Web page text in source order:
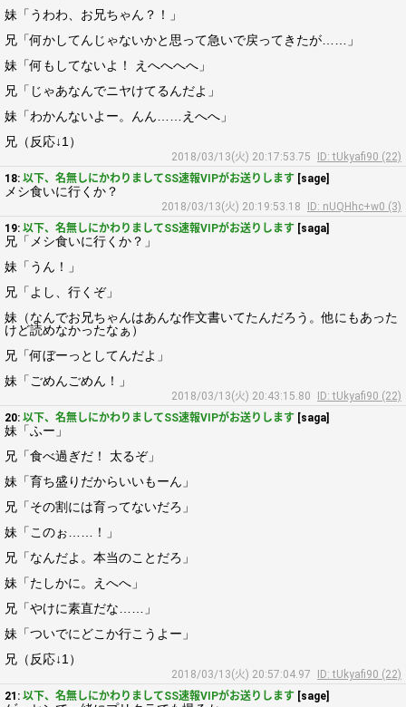
妹「うわわ、お兄ちゃん？！」
兄「何かしてんじゃないかと思って急いで戻ってきたが……」
妹「何もしてないよ！ えへへへへ」
兄「じゃあなんでニヤけてるんだよ」
妹「わかんないよー。んん……えへへ」
兄（反応↓1）
2018/03/13(火) 20:17:53.75
ID: tUkyafi90 (22)
18: 以下、名無しにかわりましてSS速報VIPがお送りします [sage]
メシ食いに行くか？
2018/03/13(火) 20:19:53.18
ID: nUQHhc+w0 (3)
19: 以下、名無しにかわりましてSS速報VIPがお送りします [saga]
兄「メシ食いに行くか？」
妹「うん！」
兄「よし、行くぞ」
妹（なんでお兄ちゃんはあんな作文書いてたんだろう。他にもあった
けど読めなかったなぁ）
兄「何ぼーっとしてんだよ」
妹「ごめんごめん！」
2018/03/13(火) 20:43:15.80
ID: tUkyafi90 (22)
20: 以下、名無しにかわりましてSS速報VIPがお送りします [saga]
妹「ふー」
兄「食べ過ぎだ！ 太るぞ」
妹「育ち盛りだからいいもーん」
兄「その割には育ってないだろ」
妹「このぉ……！」
兄「なんだよ。本当のことだろ」
妹「たしかに。えへへ」
兄「やけに素直だな……」
妹「ついでにどこか行こうよー」
兄（反応↓1）
2018/03/13(火) 20:57:04.97
ID: tUkyafi90 (22)
21: 以下、名無しにかわりましてSS速報VIPがお送りします [sage]